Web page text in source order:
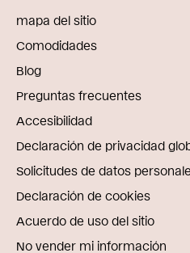
mapa del sitio
Comodidades
Blog
Preguntas frecuentes
Accesibilidad
Declaración de privacidad
Solicitudes de datos
Declaración de cookies
Acuerdo de uso del sitio
No vender mi información